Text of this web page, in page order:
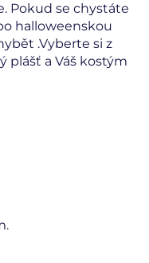
Pokud se chystáte
halloweenskou
.Vyberte si z
plášť a Váš kostým